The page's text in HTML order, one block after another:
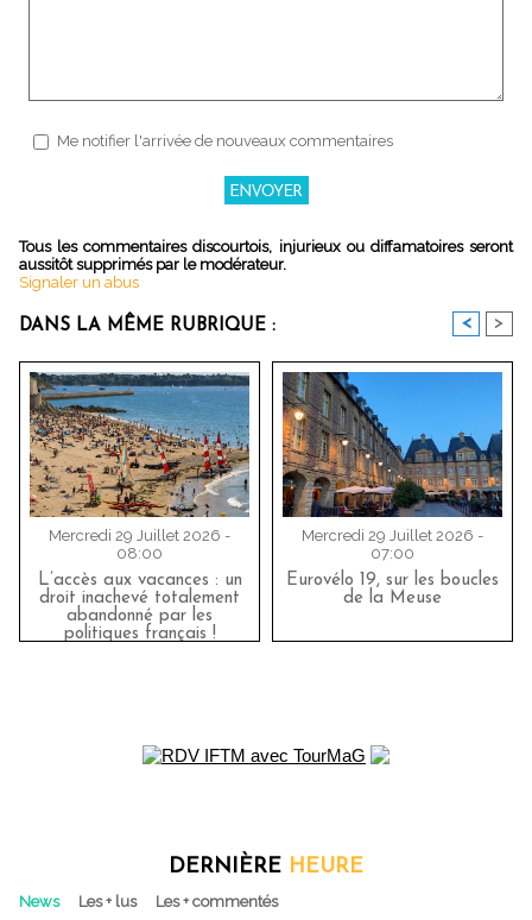
Me notifier l'arrivée de nouveaux commentaires
Tous les commentaires discourtois, injurieux ou diffamatoires seront
aussitôt supprimés par le modérateur.
Signaler un abus
DANS LA MÊME RUBRIQUE : < >
Mercredi 29 Juillet 2026 -
08:00
L’accès aux vacances : un
droit inachevé totalement
abandonné par les
politiques français !
Mercredi 29 Juillet 2026 -
07:00
Eurovélo 19, sur les boucles
de la Meuse
DERNIÈRE HEURE
News Les + lus Les + commentés